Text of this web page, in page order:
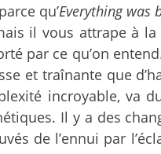
qu’Everything was
il vous attrape à
par ce qu’on
et traînante que
incroyable, va
Il y a des
de l’ennui par